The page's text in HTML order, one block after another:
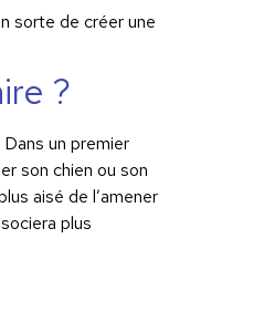
sorte de créer une
?
un premier
son chien ou son
aisé de l’amener
plus